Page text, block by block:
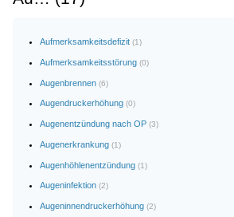
Aufmerksamkeitsdefizit (1)
Aufmerksamkeitsstörung (0)
Augenbrennen (6)
Augendruckerhöhung (0)
Augenentzündung nach OP (3)
Augenerkrankung (1)
Augenhöhlenentzündung (1)
Augeninfektion (2)
Augeninnendruckerhöhung (2)